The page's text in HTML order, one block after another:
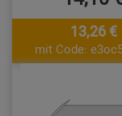
13,26 €
mit Code: